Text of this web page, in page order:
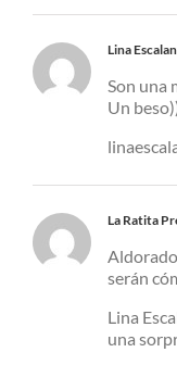
Lina
Son una
Un
La Ratita
serán
Lina
una